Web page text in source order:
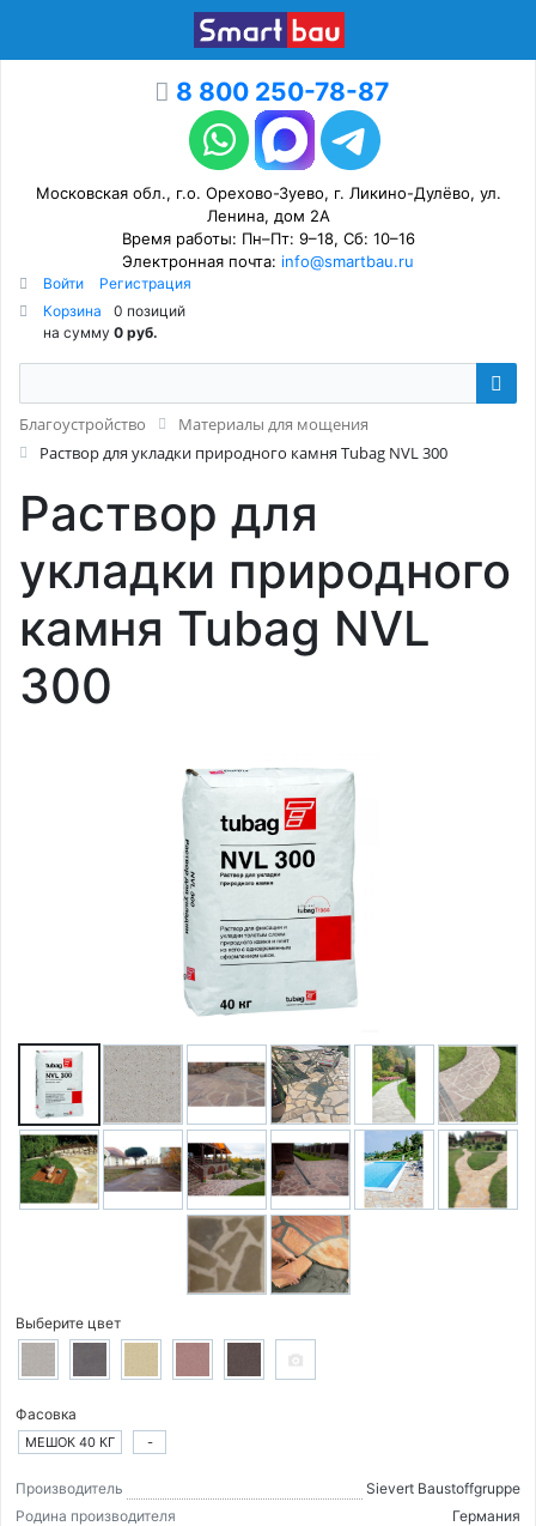
8 800 250-78-87
Московская обл., г.о. Орехово-Зуево, г. Ликино-Дулёво, ул.
Ленина, дом 2А
Время работы: Пн–Пт: 9–18, Сб: 10–16
Электронная почта: info@smartbau.ru
Войти
Регистрация
Корзина
0 позиций
на сумму 0 руб.
Благоустройство
Материалы для мощения
Раствор для укладки природного камня Tubag NVL 300
Раствор для
укладки природного
камня Tubag NVL
300
Выберите цвет
Фасовка
МЕШОК 40 КГ -
Производитель
Sievert Baustoffgruppe
Родина производителя
Германия